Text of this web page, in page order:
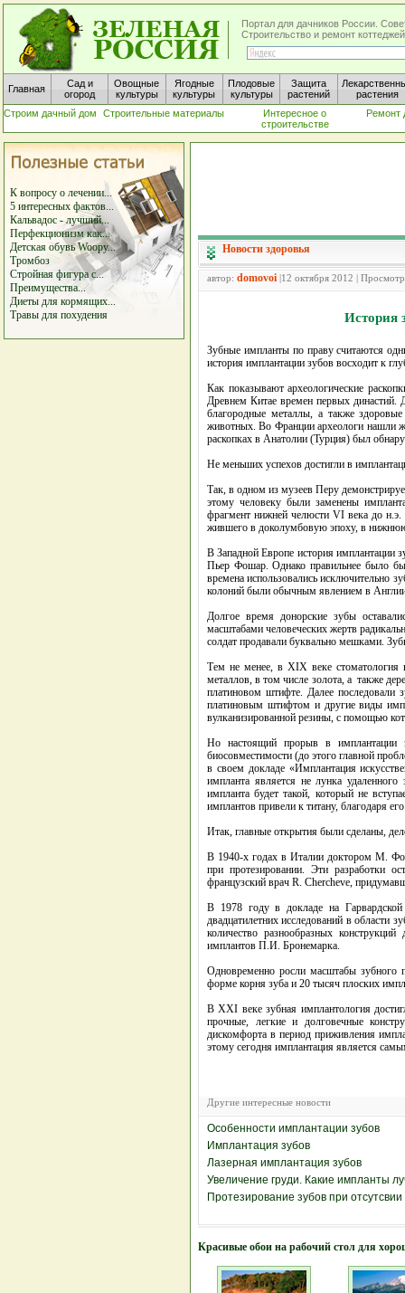
Портал для дачников России.
Строительство и ремонт
Главная
Сад и
огород
Овощные
культуры
Ягодные
культуры
Плодовые
культуры
Защита
растений
растения
Строим дачный дом
Строительные материалы
Интересное о
строительстве
Ремонт
К вопросу о лечении...
5 интересных фактов...
Кальвадос - лучший...
Перфекционизм как...
Детская обувь Woopy...
Тромбоз
Стройная фигура с...
Преимущества...
Диеты для кормящих...
Травы для похудения
Новости здоровья
автор: domovoi |12 октября 2012 |
История
Зубные импланты по праву считаются
история имплантации зубов восходит к
Как показывают археологические
Древнем Китае времен первых династий.
благородные металлы, а также
животных. Во Франции археологи нашли
раскопках в Анатолии (Турция) был
Не меньших успехов достигли в
Так, в одном из музеев Перу
этому человеку были заменены
фрагмент нижней челюсти VI века до н.э.
жившего в доколумбовую эпоху, в
В Западной Европе история
Пьер Фошар. Однако правильнее было бы
времена использовались исключительно
колоний были обычным явлением в
Долгое время донорские зубы
масштабами человеческих жертв
солдат продавали буквально мешками.
Тем не менее, в XIX веке стоматология
металлов, в том числе золота, а также
платиновом штифте. Далее последовали
платиновым штифтом и другие виды
вулканизированной резины, с помощью
Но настоящий прорыв в имплантации
биосовместимости (до этого главной
в своем докладе «Имплантация
импланта является не лунка
импланта будет такой, который не
имплантов привели к титану, благодаря
Итак, главные открытия были сделаны,
В 1940-х годах в Италии доктором М.
при протезировании. Эти разработки
французский врач R. Chercheve,
В 1978 году в докладе на
двадцатилетних исследований в области
количество разнообразных
имплантов П.И. Бронемарка.
Одновременно росли масштабы зубного
форме корня зуба и 20 тысяч плоских
В XXI веке зубная имплантология
прочные, легкие и долговечные
дискомфорта в период приживления
этому сегодня имплантация является
Другие интересные новости
Особенности имплантации зубов
Имплантация зубов
Лазерная имплантация зубов
Увеличение груди. Какие импланты
Протезирование зубов при отсутсвии
Красивые обои на рабочий стол для